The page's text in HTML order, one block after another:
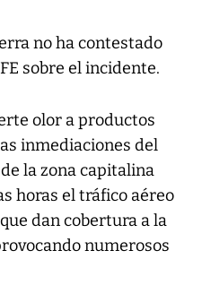
no ha contestado
sobre el incidente.
olor a productos
inmediaciones del
la zona capitalina
horas el tráfico aéreo
dan cobertura a la
numerosos